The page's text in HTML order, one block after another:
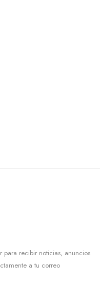
para recibir noticias, anuncios
a tu correo